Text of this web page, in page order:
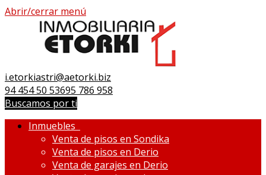
Abrir/cerrar menú
i.etorkiastri@aetorki.biz
94 454 50 53695 786 958
Buscamos por ti
Inmuebles
Venta de pisos en Sondika
Venta de pisos en Derio
Venta de garajes en Derio